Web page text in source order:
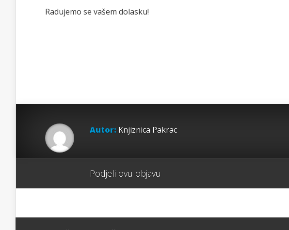
Radujemo se vašem dolasku!
Autor: Knjiznica Pakrac
Podjeli ovu objavu